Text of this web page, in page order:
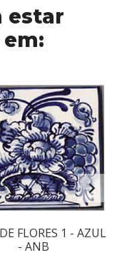
estar
FLORES 1 - AZUL
- ANB